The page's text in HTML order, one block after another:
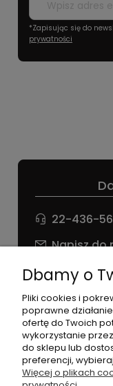
*Zapisując się do
prywatności
22-436-
Napisz do
NIP: 826 186
©2026 Wszelkie
internetowy
Dbamy o
Pliki cookies i
poprawne
ofertę do Twoich
wykorzystanie
do sklepu lub
preferencji,
Więcej o plikach